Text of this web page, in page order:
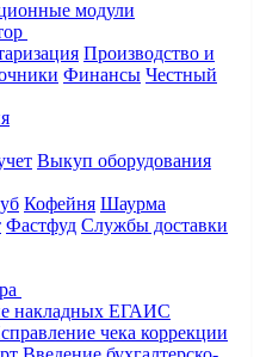
модули
Производство и
Финансы Честный
Выкуп оборудования
Кофейня Шаурма
Фастфуд Службы доставки
накладных ЕГАИС
чека коррекции